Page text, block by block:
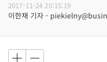
2017-11-24 20:15:19
이한재 기자 -